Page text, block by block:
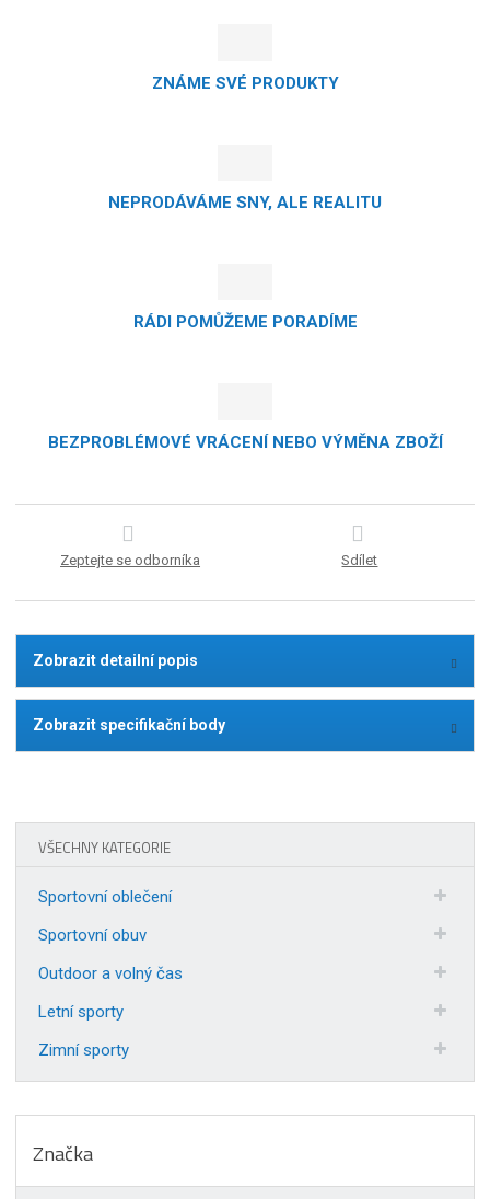
ZNÁME SVÉ PRODUKTY
NEPRODÁVÁME SNY, ALE REALITU
RÁDI POMŮŽEME PORADÍME
BEZPROBLÉMOVÉ VRÁCENÍ NEBO VÝMĚNA ZBOŽÍ
Zeptejte se odborníka Sdílet
Zobrazit detailní popis
Zobrazit specifikační body
VŠECHNY KATEGORIE
Sportovní oblečení
Sportovní obuv
Outdoor a volný čas
Letní sporty
Zimní sporty
Značka